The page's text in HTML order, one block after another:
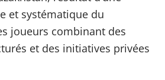
et systématique du
joueurs combinant des
et des initiatives privées